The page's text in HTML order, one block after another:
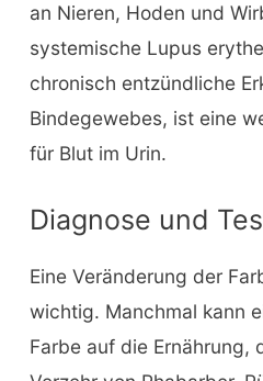
an Nieren, Hoden und
systemische Lupus
chronisch entzündliche
Bindegewebes, ist eine
für Blut im Urin.
Diagnose und
Eine Veränderung der
wichtig. Manchmal kann
Farbe auf die Ernährung,